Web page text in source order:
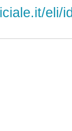
eli/